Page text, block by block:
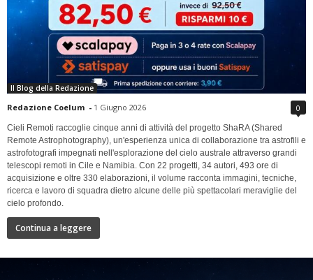
Il Blog della Redazione
Redazione Coelum - 1 Giugno 2026 0
Cieli Remoti raccoglie cinque anni di attività del progetto ShaRA (Shared
Remote Astrophotography), un'esperienza unica di collaborazione tra astrofili e
astrofotografi impegnati nell'esplorazione del cielo australe attraverso grandi
telescopi remoti in Cile e Namibia. Con 22 progetti, 34 autori, 493 ore di
acquisizione e oltre 330 elaborazioni, il volume racconta immagini, tecniche,
ricerca e lavoro di squadra dietro alcune delle più spettacolari meraviglie del
cielo profondo.
Continua a leggere